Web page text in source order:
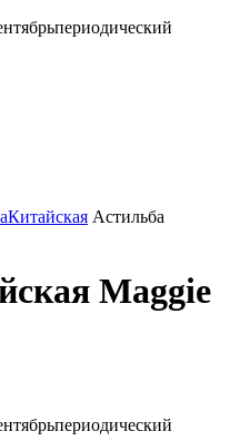
периодический
Китайская Астильба
Maggie
периодический